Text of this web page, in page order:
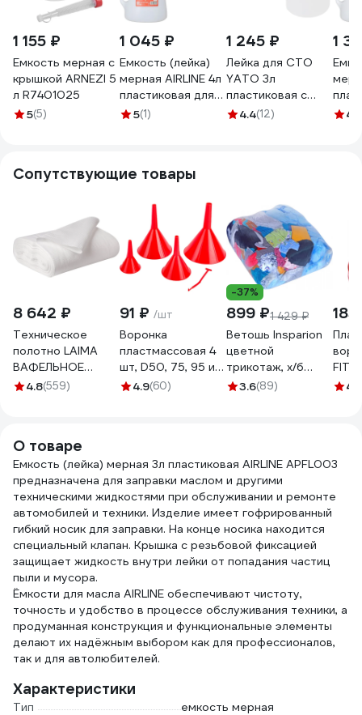
1 155 ₽
Емкость мерная с
крышкой ARNEZI 5
л R7401025
5(5)
1 045 ₽
Емкость (лейка)
мерная AIRLINE 4л
пластиковая для
масла и
5(1)
1 245 ₽
Лейка для СТО
YATO 3л
пластиковая с
крышкой YT-
4.4(12)
1
4
Сопутствующие товары
8 642 ₽
Техническое
полотно LAIMA
ВАФЕЛЬНОЕ
отбеленное,
4.8(559)
91 ₽ /шт
Воронка
пластмассовая 4
шт, D50, 75, 95 и
115 мм REDMARK
4.9(60)
-37%
899 ₽1 429 ₽
Ветошь Insparion
цветной
трикотаж, х/б
крупные куски, 10
3.6(89)
185
FIT
4.6
О товаре
Емкость (лейка) мерная 3л пластиковая AIRLINE APFL003
предназначена для заправки маслом и другими
техническими жидкостями при обслуживании и ремонте
автомобилей и техники. Изделие имеет гофрированный
гибкий носик для заправки. На конце носика находится
специальный клапан. Крышка с резьбовой фиксацией
защищает жидкость внутри лейки от попадания частиц
пыли и мусора.
Ёмкости для масла AIRLINE обеспечивают чистоту,
точность и удобство в процессе обслуживания техники, а
продуманная конструкция и функциональные элементы
делают их надёжным выбором как для профессионалов,
так и для автолюбителей.
Характеристики
Тип
емкость мерная